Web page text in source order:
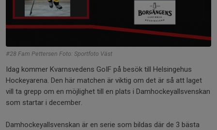
#28 Fam Pettersen Foto: Sportfoto Väst
Idag kommer Kvarnsvedens GoIF på besök till Helsingehus
Hockeyarena. Den här matchen är viktig om det är så att laget
vill ta grepp om en möjlighet till en plats i Damhockeyallsvenskan
som startar i december.
Damhockeyallsvenskan är en serie som bildas där de 3 bästa